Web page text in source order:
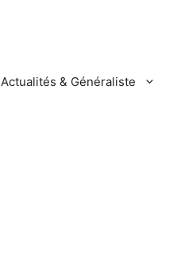
Actualités & Généraliste